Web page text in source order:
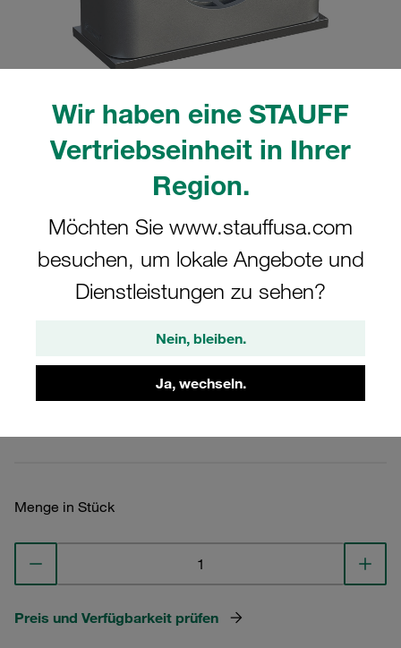
Wir haben eine STAUFF
Vertriebseinheit in Ihrer
Region.
Möchten Sie www.stauffusa.com
besuchen, um lokale Angebote und
Dienstleistungen zu sehen?
Nein, bleiben.
Ja, wechseln.
tatsächlichen Produkt abweichen.
Mehr anzeigen
Komplettschelle Standard-Baureihe Gr.
1a Ø6mm Aluminium W10
Anschweißpl., kurz Deckpl., AS-
Schraube gerippt, mit Vorspannung
SP-106a-AL-DP-AS-M-W10
STAUFF Materialnr. 1110001069
Menge in Stück
Preis und Verfügbarkeit prüfen